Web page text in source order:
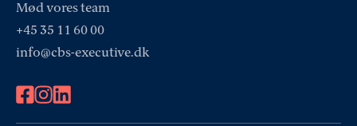
Mød vores team
+45 35 11 60 00
info@cbs-executive.dk